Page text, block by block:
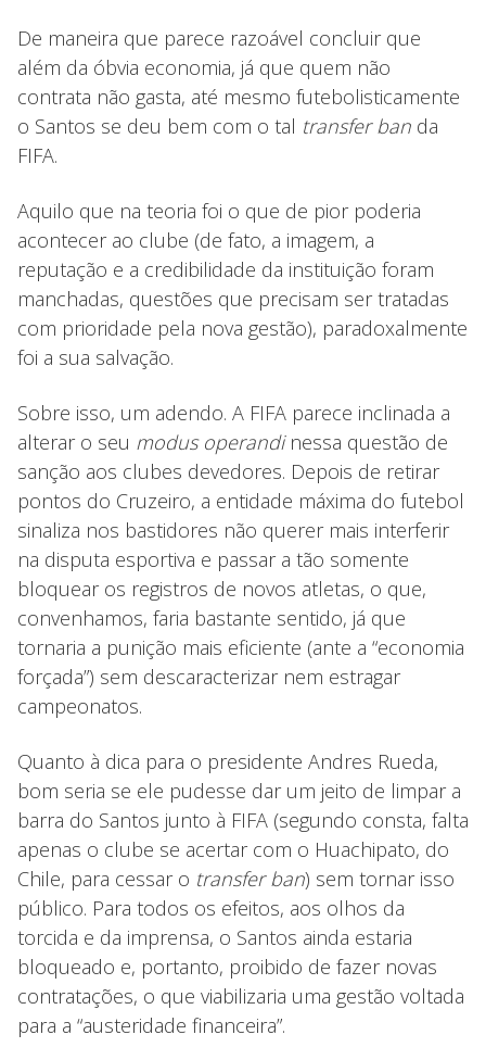
De maneira que parece razoável concluir que
além da óbvia economia, já que quem não
contrata não gasta, até mesmo futebolisticamente
o Santos se deu bem com o tal transfer ban da
FIFA.
Aquilo que na teoria foi o que de pior poderia
acontecer ao clube (de fato, a imagem, a
reputação e a credibilidade da instituição foram
manchadas, questões que precisam ser tratadas
com prioridade pela nova gestão), paradoxalmente
foi a sua salvação.
Sobre isso, um adendo. A FIFA parece inclinada a
alterar o seu modus operandinessa questão de
sanção aos clubes devedores. Depois de retirar
pontos do Cruzeiro, a entidade máxima do futebol
sinaliza nos bastidores não querer mais interferir
na disputa esportiva e passar a tão somente
bloquear os registros de novos atletas, o que,
convenhamos, faria bastante sentido, já que
tornaria a punição mais eficiente (ante a “economia
forçada”) sem descaracterizar nem estragar
campeonatos.
Quanto à dica para o presidente Andres Rueda,
bom seria se ele pudesse dar um jeito de limpar a
barra do Santos junto à FIFA (segundo consta, falta
apenas o clube se acertar com o Huachipato, do
Chile, para cessar o transfer ban) sem tornar isso
público. Para todos os efeitos, aos olhos da
torcida e da imprensa, o Santos ainda estaria
bloqueado e, portanto, proibido de fazer novas
contratações, o que viabilizaria uma gestão voltada
para a “austeridade financeira”.